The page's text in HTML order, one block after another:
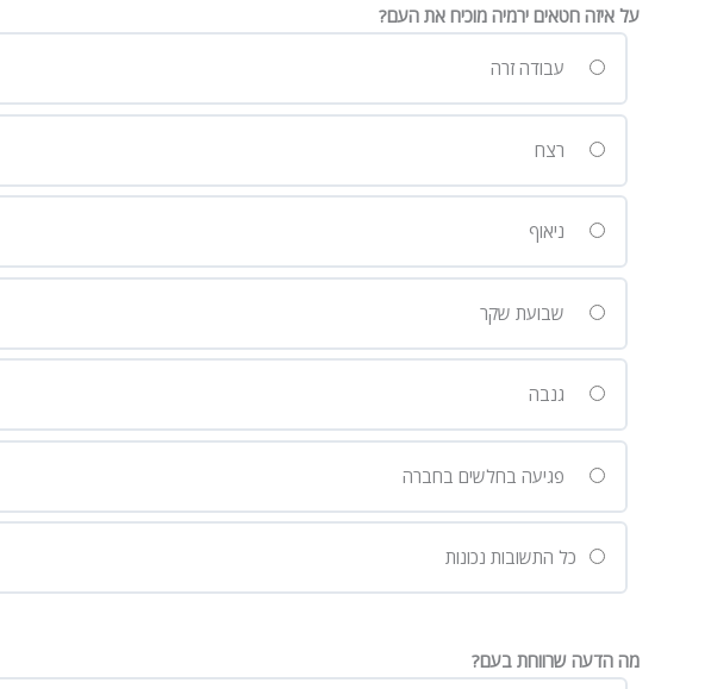
על איזה חטאים ירמיה מוכיח את העם?
עבודה זרה
רצח
ניאוף
שבועת שקר
גנבה
פגיעה בחלשים בחברה
כל התשובות נכונות
מה הדעה שרווחת בעם?